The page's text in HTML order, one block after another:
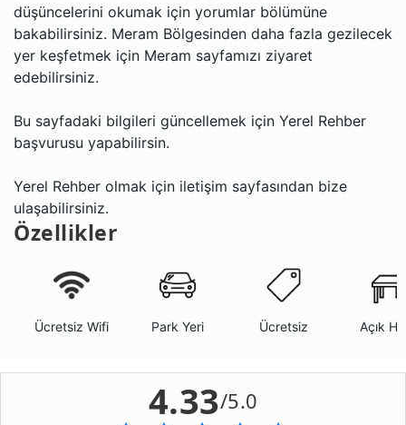
düşüncelerini okumak için yorumlar bölümüne
bakabilirsiniz. Meram Bölgesinden daha fazla gezilecek
yer keşfetmek için Meram sayfamızı ziyaret
edebilirsiniz.
Bu sayfadaki bilgileri güncellemek için Yerel Rehber
başvurusu yapabilirsin.
Yerel Rehber olmak için iletişim sayfasından bize
ulaşabilirsiniz.
Özellikler
Ücretsiz Wifi Park Yeri Ücretsiz Açık
4.33/5.0